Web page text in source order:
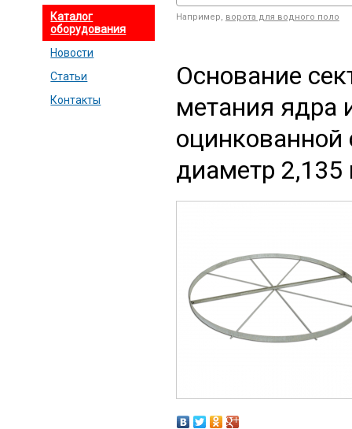
Каталог
оборудования
Новости
Статьи
Контакты
Например, ворота для водного поло
Основание
метания ядра
оцинкованной
диаметр 2,135